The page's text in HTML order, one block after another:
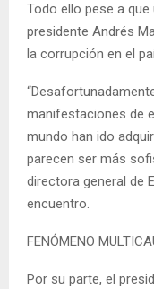
Todo ello pese a
presidente Andrés
la corrupción en el
manifestaciones de
mundo han ido
parecen ser más
directora general de
encuentro.
FENÓMENO
Por su parte, el